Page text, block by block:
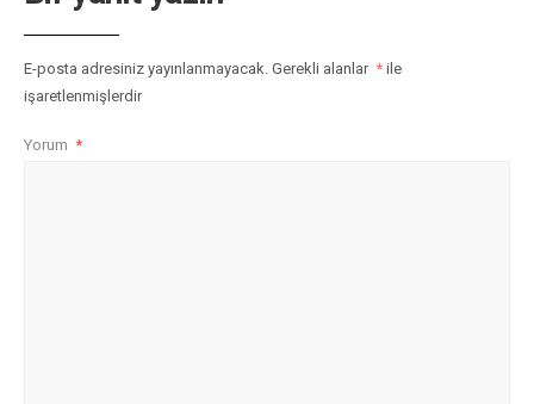
E-posta adresiniz yayınlanmayacak. Gerekli alanlar * ile
işaretlenmişlerdir
Yorum *